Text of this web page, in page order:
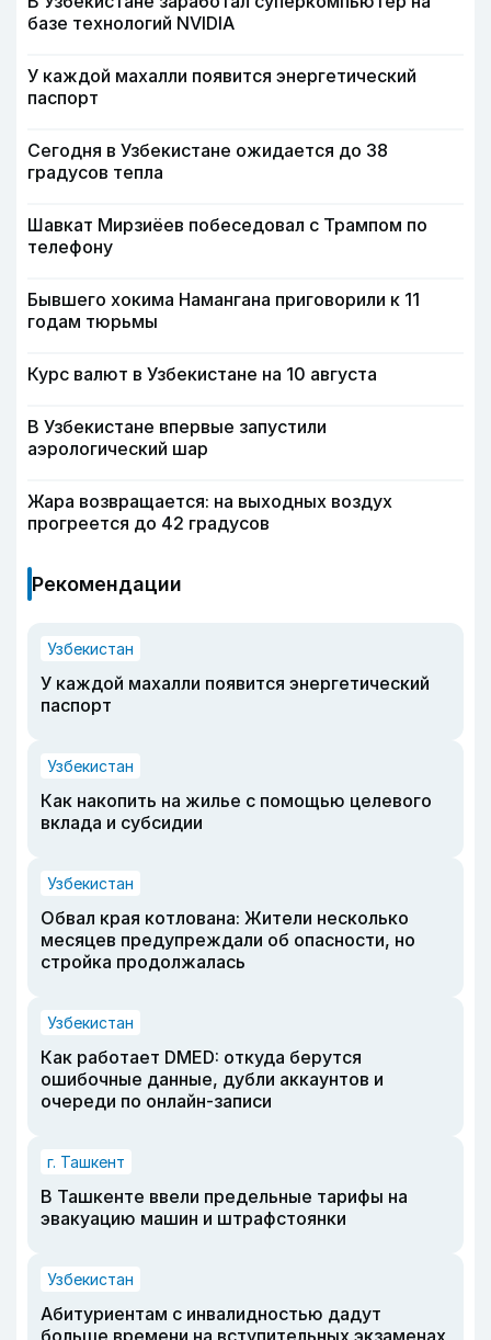
базе технологий NVIDIA
У каждой махалли появится энергетический
паспорт
Сегодня в Узбекистане ожидается до 38
градусов тепла
Шавкат Мирзиёев побеседовал с Трампом по
телефону
Бывшего хокима Намангана приговорили к 11
годам тюрьмы
Курс валют в Узбекистане на 10 августа
В Узбекистане впервые запустили
аэрологический шар
Жара возвращается: на выходных воздух
прогреется до 42 градусов
Рекомендации
Узбекистан
У каждой махалли появится энергетический
паспорт
Узбекистан
Как накопить на жилье с помощью целевого
вклада и субсидии
Узбекистан
Обвал края котлована: Жители несколько
месяцев предупреждали об опасности, но
стройка продолжалась
Узбекистан
Как работает DMED: откуда берутся
ошибочные данные, дубли аккаунтов и
очереди по онлайн-записи
г. Ташкент
В Ташкенте ввели предельные тарифы на
эвакуацию машин и штрафстоянки
Узбекистан
Абитуриентам с инвалидностью дадут
больше времени на вступительных экзаменах